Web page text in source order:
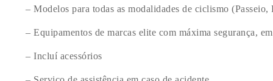
– Modelos para todas as modalidades de ciclismo
– Equipamentos de marcas elite com máxima segurança,
– Incluí acessórios